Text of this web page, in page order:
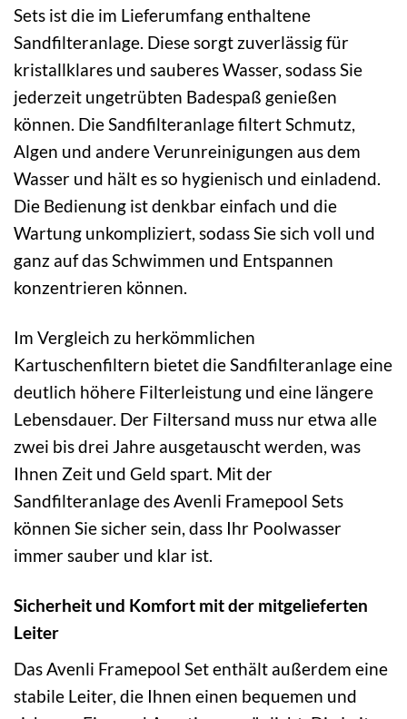
Sets ist die im Lieferumfang enthaltene
Sandfilteranlage. Diese sorgt zuverlässig für
kristallklares und sauberes Wasser, sodass Sie
jederzeit ungetrübten Badespaß genießen
können. Die Sandfilteranlage filtert Schmutz,
Algen und andere Verunreinigungen aus dem
Wasser und hält es so hygienisch und einladend.
Die Bedienung ist denkbar einfach und die
Wartung unkompliziert, sodass Sie sich voll und
ganz auf das Schwimmen und Entspannen
konzentrieren können.
Im Vergleich zu herkömmlichen
Kartuschenfiltern bietet die Sandfilteranlage eine
deutlich höhere Filterleistung und eine längere
Lebensdauer. Der Filtersand muss nur etwa alle
zwei bis drei Jahre ausgetauscht werden, was
Ihnen Zeit und Geld spart. Mit der
Sandfilteranlage des Avenli Framepool Sets
können Sie sicher sein, dass Ihr Poolwasser
immer sauber und klar ist.
Sicherheit und Komfort mit der mitgelieferten
Leiter
Das Avenli Framepool Set enthält außerdem eine
stabile Leiter, die Ihnen einen bequemen und